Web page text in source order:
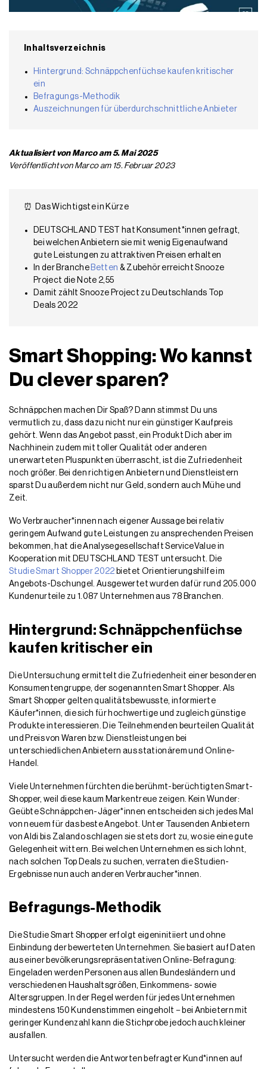
Inhaltsverzeichnis
Hintergrund: Schnäppchenfüchse kaufen kritischer
ein
Befragungs-Methodik
Auszeichnungen für überdurchschnittliche Anbieter
Aktualisiert von Marco am 5. Mai 2025
Veröffentlicht von Marco am 15. Februar 2023
⏰ Das Wichtigste in Kürze
DEUTSCHLAND TEST hat Konsument*innen gefragt,
bei welchen Anbietern sie mit wenig Eigenaufwand
gute Leistungen zu attraktiven Preisen erhalten
In der Branche Betten & Zubehör erreicht Snooze
Project die Note 2,55
Damit zählt Snooze Project zu Deutschlands Top
Deals 2022
Smart Shopping: Wo kannst
Du clever sparen?
Schnäppchen machen Dir Spaß? Dann stimmst Du uns
vermutlich zu, dass dazu nicht nur ein günstiger Kaufpreis
gehört. Wenn das Angebot passt, ein Produkt Dich aber im
Nachhinein zudem mit toller Qualität oder anderen
unerwarteten Pluspunkten überrascht, ist die Zufriedenheit
noch größer. Bei den richtigen Anbietern und Dienstleistern
sparst Du außerdem nicht nur Geld, sondern auch Mühe und
Zeit.
Wo Verbraucher*innen nach eigener Aussage bei relativ
geringem Aufwand gute Leistungen zu ansprechenden Preisen
bekommen, hat die Analysegesellschaft ServiceValue in
Kooperation mit DEUTSCHLAND TEST untersucht. Die
Studie Smart Shopper 2022 bietet Orientierungshilfe im
Angebots-Dschungel. Ausgewertet wurden dafür rund 205.000
Kundenurteile zu 1.087 Unternehmen aus 78 Branchen.
Hintergrund: Schnäppchenfüchse
kaufen kritischer ein
Die Untersuchung ermittelt die Zufriedenheit einer besonderen
Konsumentengruppe, der sogenannten Smart Shopper. Als
Smart Shopper gelten qualitätsbewusste, informierte
Käufer*innen, die sich für hochwertige und zugleich günstige
Produkte interessieren. Die Teilnehmenden beurteilen Qualität
und Preis von Waren bzw. Dienstleistungen bei
unterschiedlichen Anbietern aus stationärem und Online-
Handel.
Viele Unternehmen fürchten die berühmt-berüchtigten Smart-
Shopper, weil diese kaum Markentreue zeigen. Kein Wunder:
Geübte Schnäppchen-Jäger*innen entscheiden sich jedes Mal
von neuem für das beste Angebot. Unter Tausenden Anbietern
von Aldi bis Zalando schlagen sie stets dort zu, wo sie eine gute
Gelegenheit wittern. Bei welchen Unternehmen es sich lohnt,
nach solchen Top Deals zu suchen, verraten die Studien-
Ergebnisse nun auch anderen Verbraucher*innen.
Befragungs-Methodik
Die Studie Smart Shopper erfolgt eigeninitiiert und ohne
Einbindung der bewerteten Unternehmen. Sie basiert auf Daten
aus einer bevölkerungsrepräsentativen Online-Befragung:
Eingeladen werden Personen aus allen Bundesländern und
verschiedenen Haushaltsgrößen, Einkommens- sowie
Altersgruppen. In der Regel werden für jedes Unternehmen
mindestens 150 Kundenstimmen eingeholt − bei Anbietern mit
geringer Kundenzahl kann die Stichprobe jedoch auch kleiner
ausfallen.
Untersucht werden die Antworten befragter Kund*innen auf